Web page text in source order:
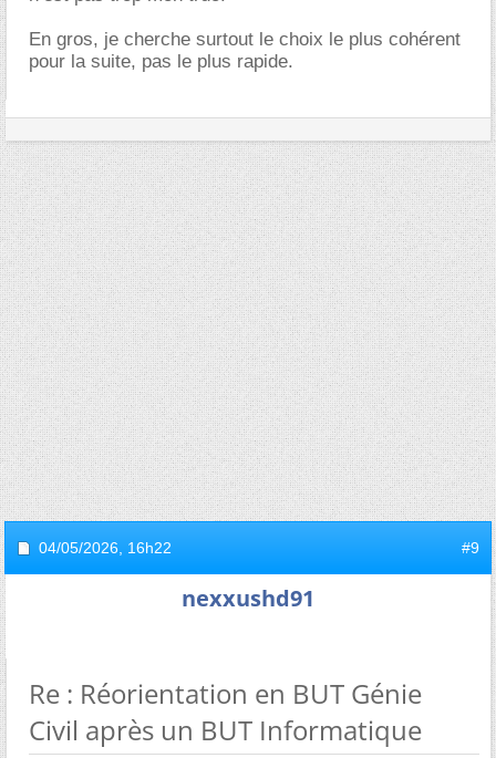
En gros, je cherche surtout le choix le plus cohérent
pour la suite, pas le plus rapide.
04/05/2026, 16h22 #9
nexxushd91
Re : Réorientation en BUT Génie
Civil après un BUT Informatique